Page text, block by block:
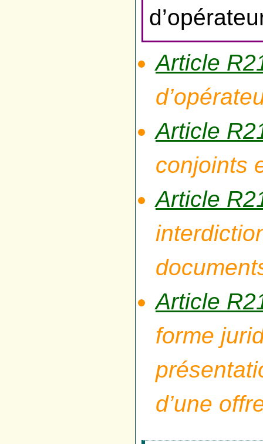
Article
Article
conjoints
Article
Article
forme
d’une